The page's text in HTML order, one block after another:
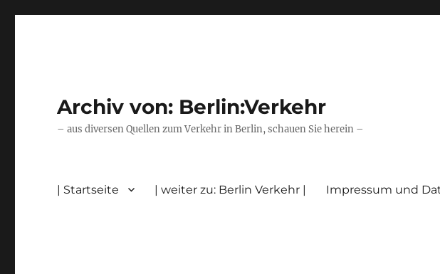
Archiv von: Berlin:Verkehr
– aus diversen Quellen zum Verkehr in Berlin, schauen Sie herein –
| Startseite | weiter zu: Berlin Verkehr | Impressum und